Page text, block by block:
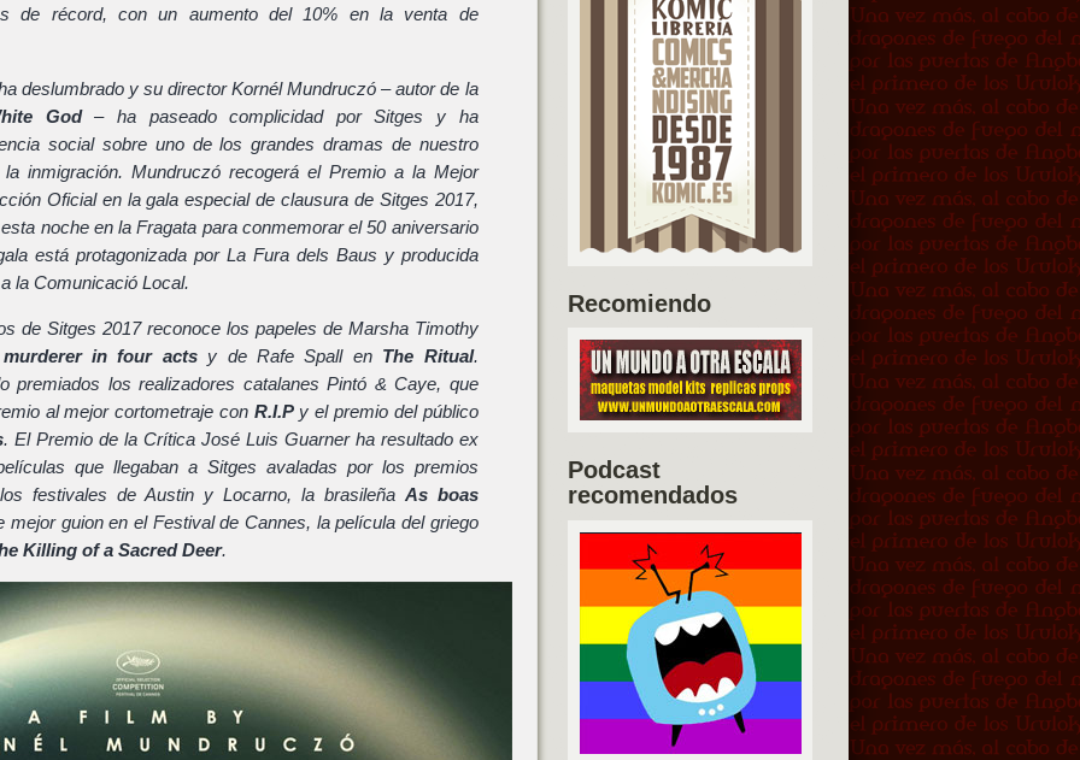
de récord, con un aumento del 10% en la venta de
deslumbrado y su director Kornél Mundruczó – autor de la
God– ha paseado complicidad por Sitges y ha
social sobre uno de los grandes dramas de nuestro
inmigración. Mundruczó recogerá el Premio a la Mejor
Oficial en la gala especial de clausura de Sitges 2017,
noche en la Fragata para conmemorar el 50 aniversario
está protagonizada por La Fura dels Baus y producida
la Comunicació Local.
de Sitges 2017 reconoce los papeles de Marsha Timothy
in four actsy de Rafe Spall en The Ritual.
premiados los realizadores catalanes Pintó & Caye, que
al mejor cortometraje con R.I.Py el premio del público
. El Premio de la Crítica José Luis Guarner ha resultado ex
que llegaban a Sitges avaladas por los premios
festivales de Austin y Locarno, la brasileña As boas
mejor guion en el Festival de Cannes, la película del griego
Killing of a Sacred Deer.
Recomiendo
Podcast
recomendados